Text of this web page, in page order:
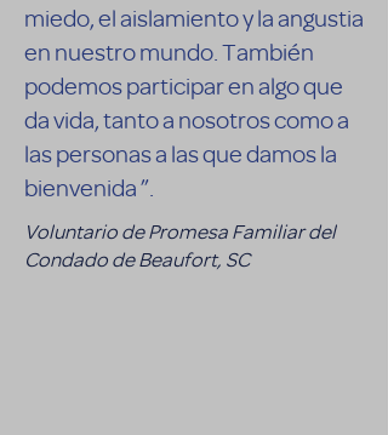
miedo, el aislamiento y la angustia
en nuestro mundo. También
podemos participar en algo que
da vida, tanto a nosotros como a
las personas a las que damos la
bienvenida ”.
Voluntario de Promesa Familiar del
Condado de Beaufort, SC